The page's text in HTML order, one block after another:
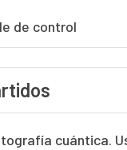
de control
cuántica.